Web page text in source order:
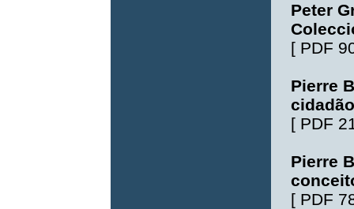
Peter
[ PDF
Pierre
cidadão
[ PDF
Pierre
[ PDF